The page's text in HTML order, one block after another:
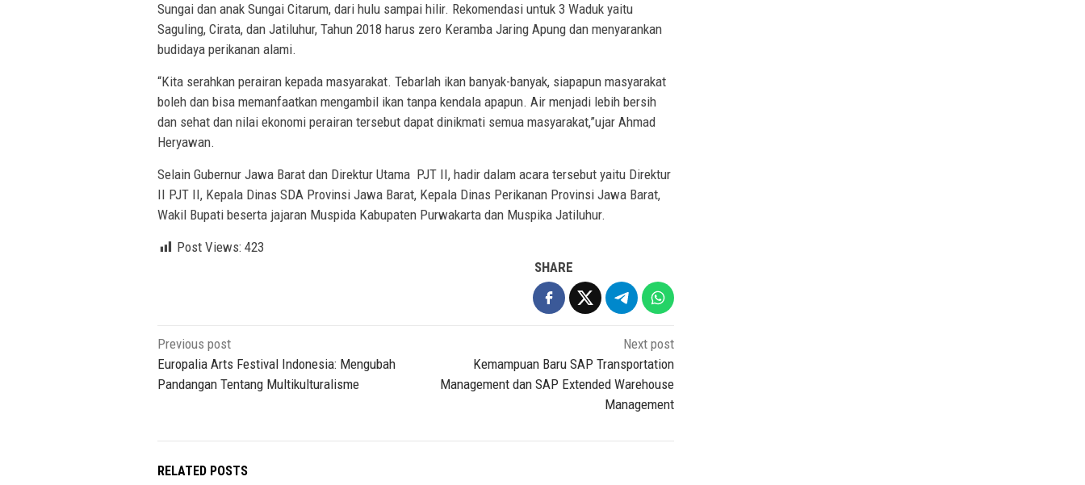
Sungai dan anak Sungai Citarum, dari hulu sampai hilir. Rekomendasi untuk 3 Waduk yaitu
Saguling, Cirata, dan Jatiluhur, Tahun 2018 harus zero Keramba Jaring Apung dan menyarankan
budidaya perikanan alami.
“Kita serahkan perairan kepada masyarakat. Tebarlah ikan banyak-banyak, siapapun masyarakat
boleh dan bisa memanfaatkan mengambil ikan tanpa kendala apapun. Air menjadi lebih bersih
dan sehat dan nilai ekonomi perairan tersebut dapat dinikmati semua masyarakat,”ujar Ahmad
Heryawan.
Selain Gubernur Jawa Barat dan Direktur Utama PJT II, hadir dalam acara tersebut yaitu Direktur
II PJT II, Kepala Dinas SDA Provinsi Jawa Barat, Kepala Dinas Perikanan Provinsi Jawa Barat,
Wakil Bupati beserta jajaran Muspida Kabupaten Purwakarta dan Muspika Jatiluhur.
Post Views: 423
SHARE
Post
navigation
Previous post
Europalia Arts Festival Indonesia: Mengubah
Pandangan Tentang Multikulturalisme
Next post
Kemampuan Baru SAP Transportation
Management dan SAP Extended Warehouse
Management
RELATED POSTS